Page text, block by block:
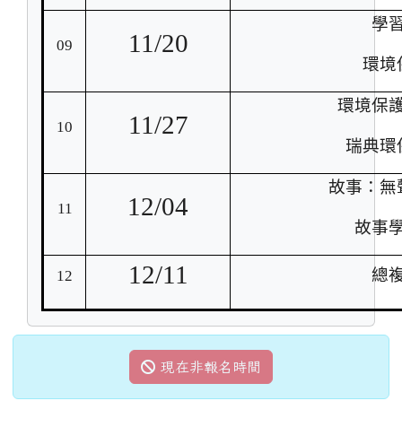
09 11/20
學
環境
10 11/27
環境保
瑞典環
11 12/04
故事：無
故事
12 12/11 總
現在非報名時間